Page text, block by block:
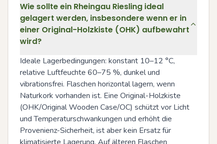
Wie sollte ein Rheingau Riesling ideal
gelagert werden, insbesondere wenn er in
einer Original-Holzkiste (OHK) aufbewahrt
wird?
Ideale Lagerbedingungen: konstant 10–12 °C,
relative Luftfeuchte 60–75 %, dunkel und
vibrationsfrei. Flaschen horizontal lagern, wenn
Naturkork vorhanden ist. Eine Original-Holzkiste
(OHK/Original Wooden Case/OC) schützt vor Licht
und Temperaturschwankungen und erhöht die
Provenienz-Sicherheit, ist aber kein Ersatz für